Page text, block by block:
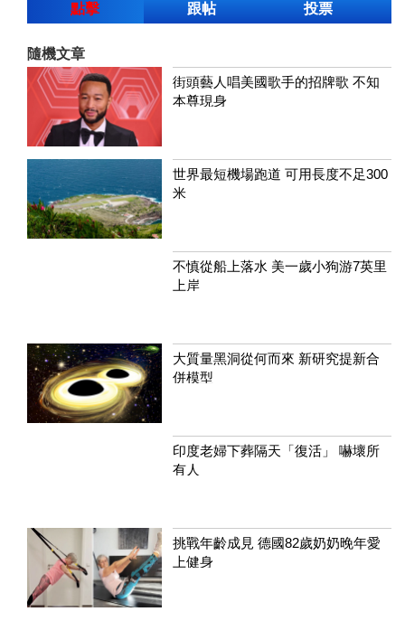
點擊
跟帖 投票
隨機文章
街頭藝人唱美國歌手的招牌歌 不知
本尊現身
世界最短機場跑道 可用長度不足300
米
不慎從船上落水 美一歲小狗游7英里
上岸
大質量黑洞從何而來 新研究提新合
併模型
印度老婦下葬隔天「復活」 嚇壞所
有人
挑戰年齡成見 德國82歲奶奶晚年愛
上健身